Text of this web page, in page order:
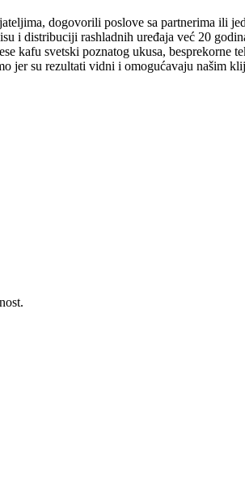
dogovorili poslove sa partnerima ili
i distribuciji rashladnih uređaja već 20
kafu svetski poznatog ukusa, besprekorne
jer su rezultati vidni i omogućavaju našim